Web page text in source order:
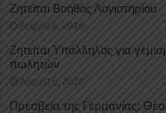
Ζητείται Βοηθός Λογιστηρίου
August 6, 2026
Ζητείται Υπάλληλος για
πωλητών
August 6, 2026
Πρεσβεία της Γερμανίας: